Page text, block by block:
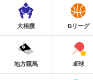
大相撲 Bリーグ
地方競馬 卓球